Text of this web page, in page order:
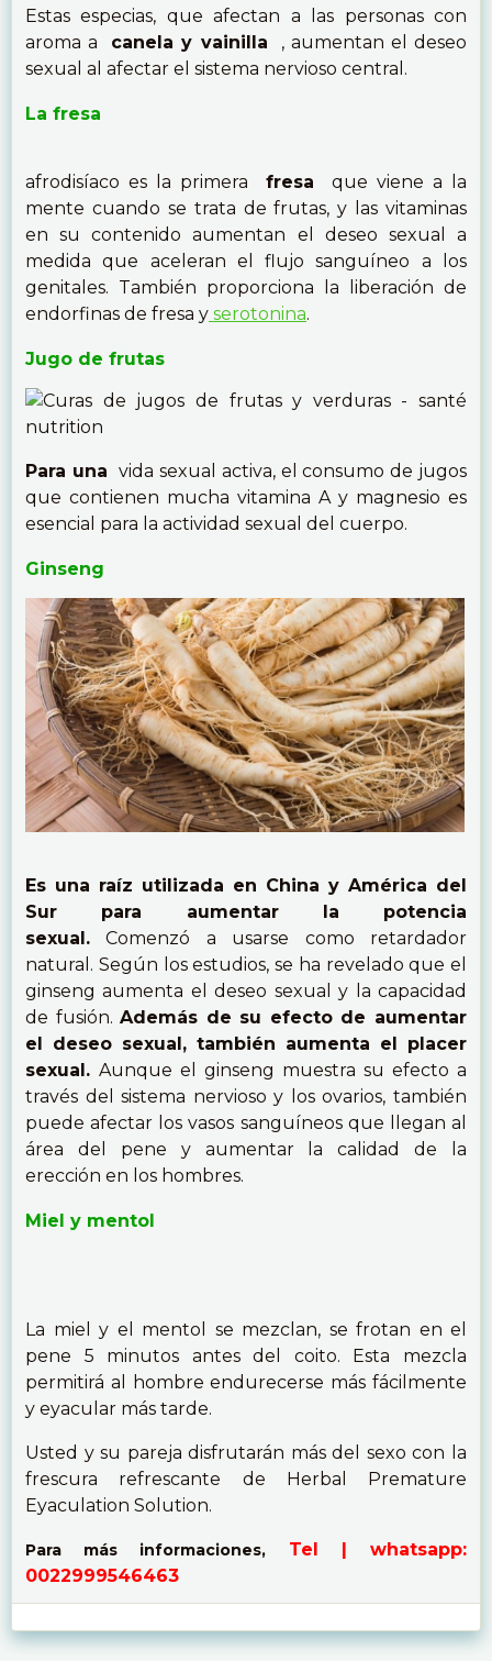
Estas especias, que afectan a las personas con
aroma a canela y vainilla , aumentan el deseo
sexual al afectar el sistema nervioso central.
La fresa
afrodisíaco es la primera fresa que viene a la
mente cuando se trata de frutas, y las vitaminas
en su contenido aumentan el deseo sexual a
medida que aceleran el flujo sanguíneo a los
genitales. También proporciona la liberación de
endorfinas de fresa y serotonina.
Jugo de frutas
Para una vida sexual activa, el consumo de jugos
que contienen mucha vitamina A y magnesio es
esencial para la actividad sexual del cuerpo.
Ginseng
Es una raíz utilizada en China y América del
Sur para aumentar la potencia
sexual. Comenzó a usarse como retardador
natural. Según los estudios, se ha revelado que el
ginseng aumenta el deseo sexual y la capacidad
de fusión.Además de su efecto de aumentar
el deseo sexual, también aumenta el placer
sexual. Aunque el ginseng muestra su efecto a
través del sistema nervioso y los ovarios, también
puede afectar los vasos sanguíneos que llegan al
área del pene y aumentar la calidad de la
erección en los hombres.
Miel y mentol
La miel y el mentol se mezclan, se frotan en el
pene 5 minutos antes del coito. Esta mezcla
permitirá al hombre endurecerse más fácilmente
y eyacular más tarde.
Usted y su pareja disfrutarán más del sexo con la
frescura refrescante de Herbal Premature
Eyaculation Solution.
Para más informaciones, Tel | whatsapp:
0022999546463